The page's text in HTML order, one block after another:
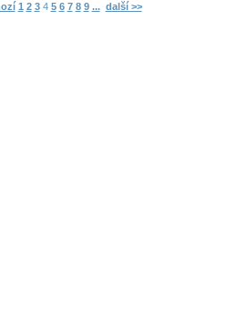
1 2 34 5 6 7 8 9 ... další >>